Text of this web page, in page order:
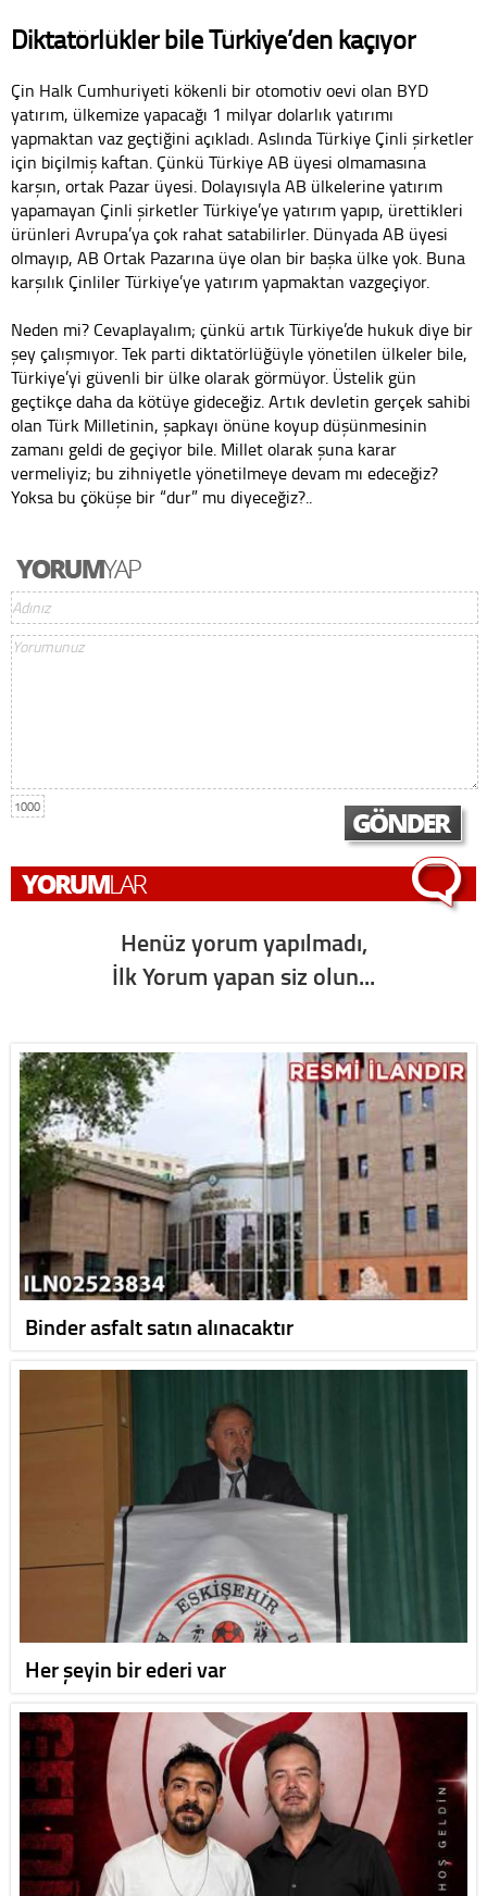
Diktatörlükler bile Türkiye’den kaçıyor
Çin Halk Cumhuriyeti kökenli bir otomotiv oevi olan BYD
yatırım, ülkemize yapacağı 1 milyar dolarlık yatırımı
yapmaktan vaz geçtiğini açıkladı. Aslında Türkiye Çinli şirketler
için biçilmiş kaftan. Çünkü Türkiye AB üyesi olmamasına
karşın, ortak Pazar üyesi. Dolayısıyla AB ülkelerine yatırım
yapamayan Çinli şirketler Türkiye’ye yatırım yapıp, ürettikleri
ürünleri Avrupa’ya çok rahat satabilirler. Dünyada AB üyesi
olmayıp, AB Ortak Pazarına üye olan bir başka ülke yok. Buna
karşılık Çinliler Türkiye’ye yatırım yapmaktan vazgeçiyor.
Neden mi? Cevaplayalım; çünkü artık Türkiye’de hukuk diye bir
şey çalışmıyor. Tek parti diktatörlüğüyle yönetilen ülkeler bile,
Türkiye’yi güvenli bir ülke olarak görmüyor. Üstelik gün
geçtikçe daha da kötüye gideceğiz. Artık devletin gerçek sahibi
olan Türk Milletinin, şapkayı önüne koyup düşünmesinin
zamanı geldi de geçiyor bile. Millet olarak şuna karar
vermeliyiz; bu zihniyetle yönetilmeye devam mı edeceğiz?
Yoksa bu çöküşe bir “dur” mu diyeceğiz?..
1000
Henüz yorum yapılmadı,
İlk Yorum yapan siz olun...
Binder asfalt satın alınacaktır
Her şeyin bir ederi var